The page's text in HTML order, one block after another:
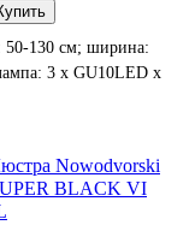
50-130 см; ширина:
3 х GU10LED х
Nowodvorski
BLACK VI